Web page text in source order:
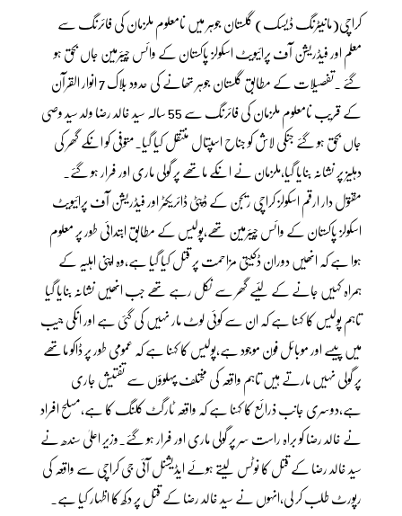
کراچی(مانیٹرنگ ڈیسک) گلستان جوہر میں نامعلوم ملزمان کی فائرنگ سے
معلم اور فیڈریشن آف پرائیویٹ اسکولز پاکستان کے وائس چیئرمین جاں بحق ہو
گئے ۔تفصیلات کے مطابق گلستان جوہر تھانے کی حدود بلاک 7 انوار القرآن
کے قریب نامعلوم ملزمان کی فائرنگ سے 55 سالہ سید خالد رضا ولد سید وصی
جاں بحق ہو گئے جنکی لاش کو جناح اسپتال منتقل کیا گیا۔متوفی کو انکے گھر کی
دہلیز پر نشانہ بنایا گیا،ملزمان نے انکے ماتھے پر گولی ماری اور فرار ہو گئے۔
مقتول دار ارقم اسکولز کراچی ریجن کے ڈپٹی ڈائریکٹر اور فیڈریشن آف پرائیویٹ
اسکولز پاکستان کے وائس چیئرمین تھے،پولیس کے مطابق ابتدائی طور پر معلوم
ہوا ہے کہ انھیں دوران ڈکیتی مزاحمت پر قتل کیا گیا ہے،وہ اپنی اہلیہ کے
ہمراہ کہیں جانے کے لئیے گھر سے نکل رہے تھے جب انھیں نشانہ بنایا گیا
تاہم پولیس کا کہنا ہے کہ ان سے کوئی لوٹ مار نہیں کی گئی ہے اور انکی جیب
میں پیسے اور موبائل فون موجود ہے،پولیس کا کہنا ہے کہ عمومی طور پر ڈاکو ماتھے
پر گولی نہیں مارتے ہیں تاہم واقعہ کی مختلف پہلوؤں سے تفتیش جاری
ہے،دوسری جانب ذرائع کا کہنا ہے کہ واقعہ ٹارگٹ کلنگ کا ہے،مسلح افراد
نے خالد رضا کو براہ راست سر پر گولی ماری اور فرار ہو گئے۔وزیر اعلیٰ سندھ نے
سید خالد رضا کے قتل کا نوٹس لیتے ہوئے ایڈیشنل آئی جی کراچی سے واقعہ کی
رپورٹ طلب کر لی،انہوں نے سید خالد رضا کے قتل پر دکھ کا اظہار کیا ہے۔